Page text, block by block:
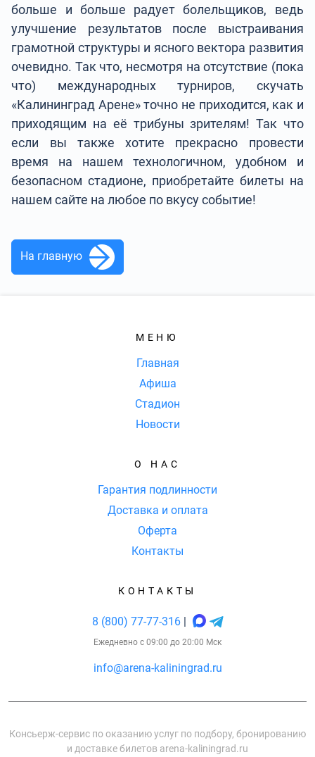
больше и больше радует болельщиков, ведь
улучшение результатов после выстраивания
грамотной структуры и ясного вектора развития
очевидно. Так что, несмотря на отсутствие (пока
что) международных турниров, скучать
«Калининград Арене» точно не приходится, как и
приходящим на её трибуны зрителям! Так что
если вы также хотите прекрасно провести
время на нашем технологичном, удобном и
безопасном стадионе, приобретайте билеты на
нашем сайте на любое по вкусу событие!
На главную
МЕНЮ
Главная
Афиша
Стадион
Новости
О НАС
Гарантия подлинности
Доставка и оплата
Оферта
Контакты
КОНТАКТЫ
8 (800) 77-77-316 |
Ежедневно с 09:00 до 20:00 Мск
info@arena-kaliningrad.ru
Консьерж-сервис по оказанию услуг по подбору, бронированию
и доставке билетов arena-kaliningrad.ru